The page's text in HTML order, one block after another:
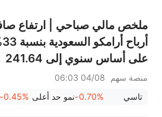
ملخص مالي صباحي | ارتفاع
على أساس سنوي إلى 241.64
مليار ريال سعودي، وتوزيع أرباح
بقيمة 0.34 ريال سعودي للسهم
منصة سهم
04/08 06:03
تاسي
-0.70%نمو حد أعلى -0.45%